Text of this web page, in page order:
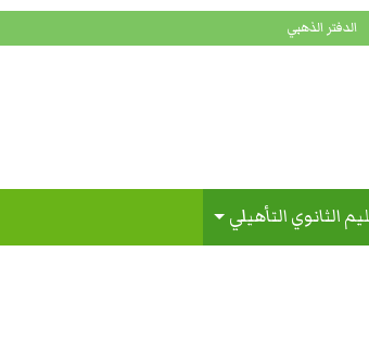
الدفتر الذهبي
الثانوي التأهيلي